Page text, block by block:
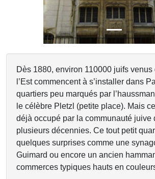
Dès 1880, environ 110000 juifs venus
l’Est commencent à s’installer dans
quartiers peu marqués par
le célèbre Pletzl (petite place). Mais
déjà occupé par la communauté juive
plusieurs décennies. Ce tout petit
quelques surprises comme une
Guimard ou encore un ancien
commerces typiques hauts en